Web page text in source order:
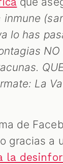
inmune
lo has
La
de
gracias a
la